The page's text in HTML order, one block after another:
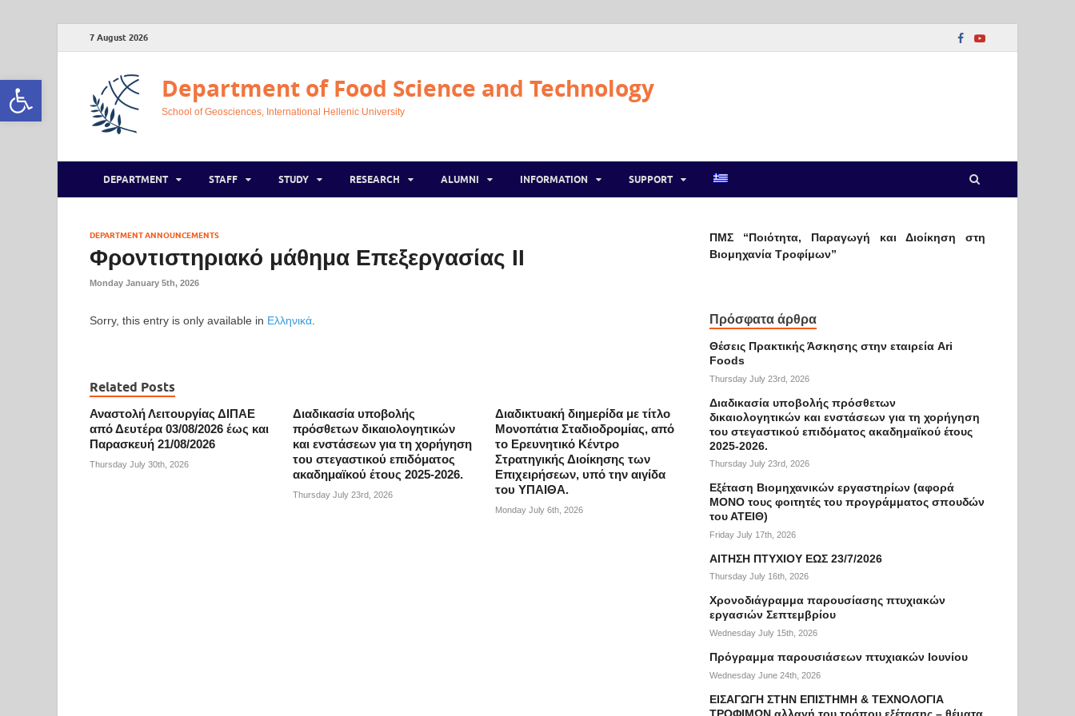
Open toolbar
7 August 2026
Department of Food Science and Technology
School of Geosciences, International Hellenic University
DEPARTMENT STAFF STUDY RESEARCH ALUMNI INFORMATION SUPPORT
DEPARTMENT ANNOUNCEMENTS
Φροντιστηριακό μάθημα Επεξεργασίας ΙΙ
Monday January 5th, 2026
Sorry, this entry is only available in Ελληνικά
Related Posts
Αναστολή Λειτουργίας ΔΙΠΑΕ
από Δευτέρα 03/08/2026 έως και
Παρασκευή 21/08/2026
Thursday July 30th, 2026
Διαδικασία υποβολής
πρόσθετων δικαιολογητικών
και ενστάσεων για τη χορήγηση
του στεγαστικού επιδόματος
ακαδημαϊκού έτους 2025-2026.
Thursday July 23rd, 2026
Διαδικτυακή διημερίδα με τίτλο
Μονοπάτια Σταδιοδρομίας, από
το Ερευνητικό Κέντρο
Στρατηγικής Διοίκησης των
Επιχειρήσεων, υπό την αιγίδα
του ΥΠΑΙΘΑ.
Monday July 6th, 2026
ΠΜΣ “Ποιότητα, Παραγωγή και Διοίκηση στη
Βιομηχανία Τροφίμων”
Πρόσφατα άρθρα
Θέσεις Πρακτικής Άσκησης στην εταιρεία Ari
Foods
Thursday July 23rd, 2026
Διαδικασία υποβολής πρόσθετων
δικαιολογητικών και ενστάσεων για τη χορήγηση
του στεγαστικού επιδόματος ακαδημαϊκού έτους
2025-2026.
Thursday July 23rd, 2026
Εξέταση Βιομηχανικών εργαστηρίων (αφορά
ΜΟΝΟ τους φοιτητές του προγράμματος σπουδών
του ΑΤΕΙΘ)
Friday July 17th, 2026
ΑΙΤΗΣΗ ΠΤΥΧΙΟΥ ΕΩΣ 23/7/2026
Thursday July 16th, 2026
Χρονοδιάγραμμα παρουσίασης πτυχιακών
εργασιών Σεπτεμβρίου
Wednesday July 15th, 2026
Πρόγραμμα παρουσιάσεων πτυχιακών Ιουνίου
Wednesday June 24th, 2026
ΕΙΣΑΓΩΓΗ ΣΤΗΝ ΕΠΙΣΤΗΜΗ & ΤΕΧΝΟΛΟΓΙΑ
ΤΡΟΦΙΜΩΝ αλλαγή του τρόπου εξέτασης – θέματα